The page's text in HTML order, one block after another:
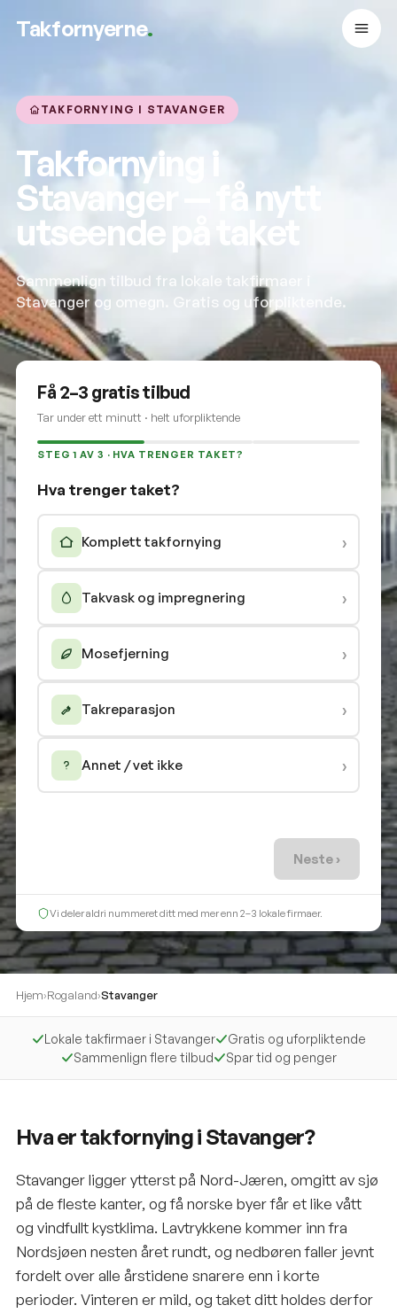
Takfornyerne.
TAKFORNYING I STAVANGER
Takfornying i
Stavanger — få nytt
utseende på taket
Sammenlign tilbud fra lokale takfirmaer i
Stavanger og omegn. Gratis og uforpliktende.
Få 2–3 gratis tilbud
Tar under ett minutt · helt uforpliktende
STEG 1 AV 3 · HVA TRENGER TAKET?
Hva trenger taket?
Komplett takfornying ›
Takvask og impregnering ›
Mosefjerning ›
Takreparasjon ›
Annet / vet ikke ›
Neste ›
Vi deler aldri nummeret ditt med mer enn 2–3 lokale firmaer.
Hjem›Rogaland›Stavanger
Lokale takfirmaer i Stavanger
Gratis og uforpliktende
Sammenlign flere tilbud
Spar tid og penger
Hva er takfornying i Stavanger?
Stavanger ligger ytterst på Nord-Jæren, omgitt av sjø
på de fleste kanter, og få norske byer får et like vått
og vindfullt kystklima. Lavtrykkene kommer inn fra
Nordsjøen nesten året rundt, og nedbøren faller jevnt
fordelt over alle årstidene snarere enn i korte
perioder. Vinteren er mild, og taket ditt holdes derfor